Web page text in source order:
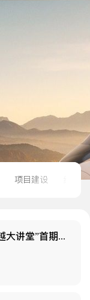
项目建设 经营
蜀道物流集团“卓越大讲堂”首期开讲 筑牢贸易风险防控防线